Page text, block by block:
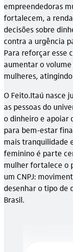
empreendedoras
fortalecem, a
decisões sobre
contra a urgência
Para reforçar esse
aumentar o
mulheres,
O Feito.Itaú nasce
as pessoas do
o dinheiro e apoiar
para bem-estar
mais tranquilidade
feminino é parte
mulher fortalece o
um CNPJ:
desenhar o tipo de
Brasil.